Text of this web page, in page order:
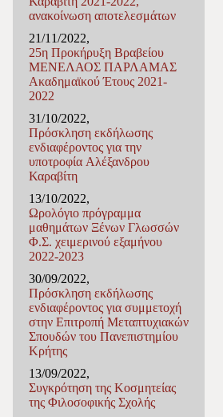
ανακοίνωση αποτελεσμάτων
21/11/2022,
25η Προκήρυξη Βραβείου
ΜΕΝΕΛΑΟΣ ΠΑΡΛΑΜΑΣ
Ακαδημαϊκού Έτους 2021-
2022
31/10/2022,
Πρόσκληση εκδήλωσης
ενδιαφέροντος για την
υποτροφία Αλέξανδρου
Καραβίτη
13/10/2022,
Ωρολόγιο πρόγραμμα
μαθημάτων Ξένων Γλωσσών
Φ.Σ. χειμερινού εξαμήνου
2022-2023
30/09/2022,
Πρόσκληση εκδήλωσης
ενδιαφέροντος για συμμετοχή
στην Επιτροπή Μεταπτυχιακών
Σπουδών του Πανεπιστημίου
Κρήτης
13/09/2022,
Συγκρότηση της Κοσμητείας
της Φιλοσοφικής Σχολής